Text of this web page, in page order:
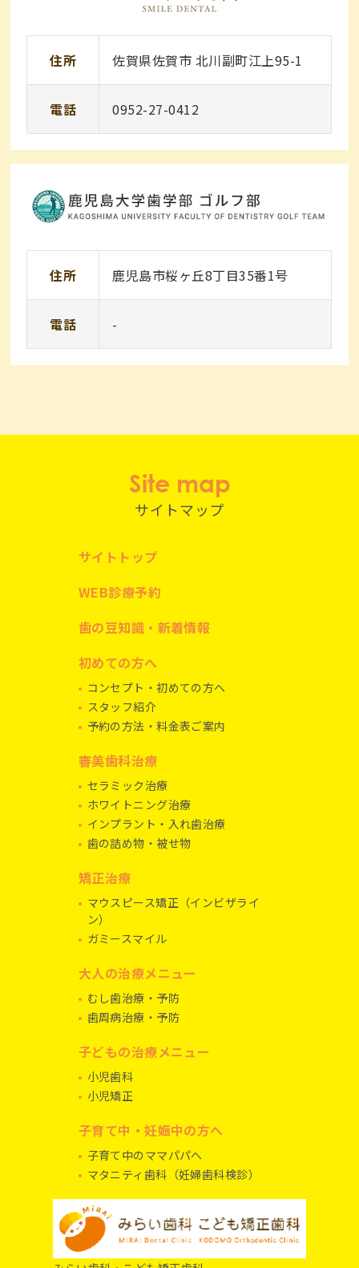
住所 佐賀県佐賀市 北川副町江上95-1
電話 0952-27-0412
住所 鹿児島市桜ヶ丘8丁目35番1号
電話 -
Site map
サイトマップ
サイトトップ
WEB診療予約
歯の豆知識・新着情報
初めての方へ
コンセプト・初めての方へ
スタッフ紹介
予約の方法・料金表ご案内
審美歯科治療
セラミック治療
ホワイトニング治療
インプラント・入れ歯治療
歯の詰め物・被せ物
矯正治療
マウスピース矯正（インビザライ
ン）
ガミースマイル
大人の治療メニュー
むし歯治療・予防
歯周病治療・予防
子どもの治療メニュー
小児歯科
小児矯正
子育て中・妊娠中の方へ
子育て中のママパパへ
マタニティ歯科（妊婦歯科検診）